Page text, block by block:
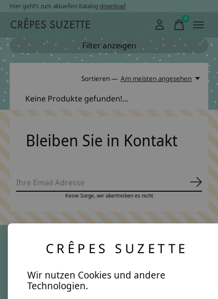
Hier geht’s zum aktuellen Katalog download
0items
Filter anzeigen
Sortieren — Am meisten angesehen
Keine Produkte gefunden!...
Bleiben Sie in Kontakt
Keine Sorge, wir übertreiben es nicht
Über uns
Unsere Creppies
CRÊPES SUZETTE
Wir nutzen Cookies und andere
Technologien.